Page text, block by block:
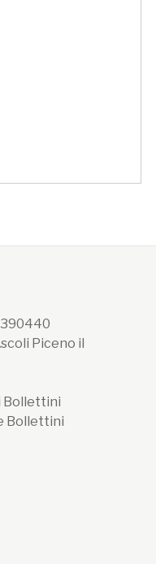
Piceno il
Bollettini
Bollettini